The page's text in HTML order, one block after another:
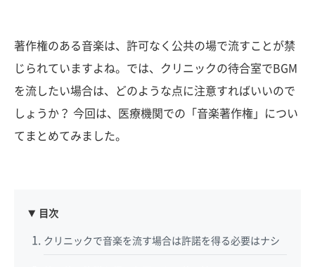
著作権のある音楽は、許可なく公共の場で流すことが禁
じられていますよね。では、クリニックの待合室でBGM
を流したい場合は、どのような点に注意すればいいので
しょうか？ 今回は、医療機関での「音楽著作権」につい
てまとめてみました。
目次
クリニックで音楽を流す場合は許諾を得る必要はナシ